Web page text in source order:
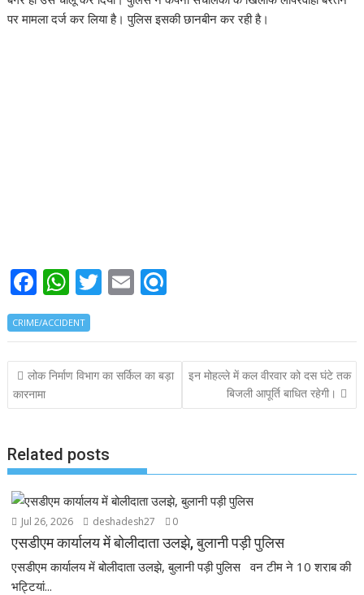
पर मामला दर्ज कर लिया है। पुलिस इसकी छानबीन कर रही है।
F
ac
e
b
o
o
W
h
at
s
A
p
T
itt
er
E
ai
l
i
n
d
CRIME/ACCIDENT
Post
navigation
लोक निर्माण विभाग का सर्किल का बड़ा
कारनामा
इन मोहल्ले में कल वीरवार को दस घंटे तक
बिजली आपूर्ति बाधित रहेगी।
Related posts
Jul 26, 2026 deshadesh27 0
एसडीएम कार्यालय में बोलीदाता उलझे, बुलानी पड़ी पुलिस
एसडीएम कार्यालय में बोलीदाता उलझे, बुलानी पड़ी पुलिस वन टीम ने 10 शराब की
भट्टियां...